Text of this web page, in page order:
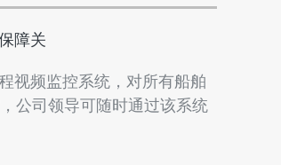
障关
视频监控系统，对所有船舶
公司领导可随时通过该系统